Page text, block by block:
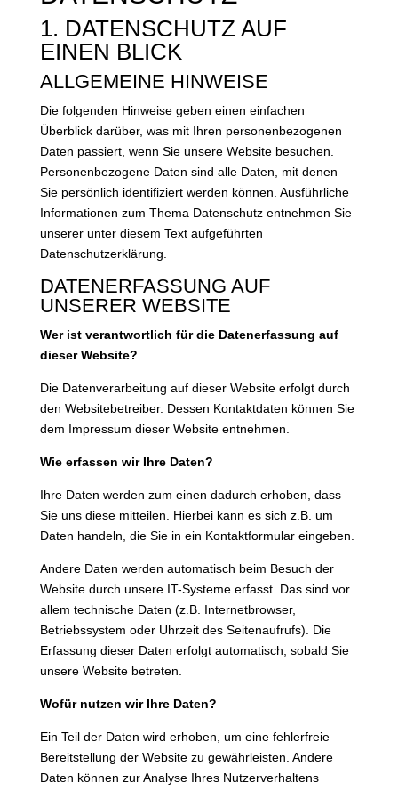
1. DATENSCHUTZ AUF
EINEN BLICK
ALLGEMEINE HINWEISE
Die folgenden Hinweise geben einen einfachen
Überblick darüber, was mit Ihren personenbezogenen
Daten passiert, wenn Sie unsere Website besuchen.
Personenbezogene Daten sind alle Daten, mit denen
Sie persönlich identifiziert werden können. Ausführliche
Informationen zum Thema Datenschutz entnehmen Sie
unserer unter diesem Text aufgeführten
Datenschutzerklärung.
DATENERFASSUNG AUF
UNSERER WEBSITE
Wer ist verantwortlich für die Datenerfassung auf
dieser Website?
Die Datenverarbeitung auf dieser Website erfolgt durch
den Websitebetreiber. Dessen Kontaktdaten können Sie
dem Impressum dieser Website entnehmen.
Wie erfassen wir Ihre Daten?
Ihre Daten werden zum einen dadurch erhoben, dass
Sie uns diese mitteilen. Hierbei kann es sich z.B. um
Daten handeln, die Sie in ein Kontaktformular eingeben.
Andere Daten werden automatisch beim Besuch der
Website durch unsere IT-Systeme erfasst. Das sind vor
allem technische Daten (z.B. Internetbrowser,
Betriebssystem oder Uhrzeit des Seitenaufrufs). Die
Erfassung dieser Daten erfolgt automatisch, sobald Sie
unsere Website betreten.
Wofür nutzen wir Ihre Daten?
Ein Teil der Daten wird erhoben, um eine fehlerfreie
Bereitstellung der Website zu gewährleisten. Andere
Daten können zur Analyse Ihres Nutzerverhaltens